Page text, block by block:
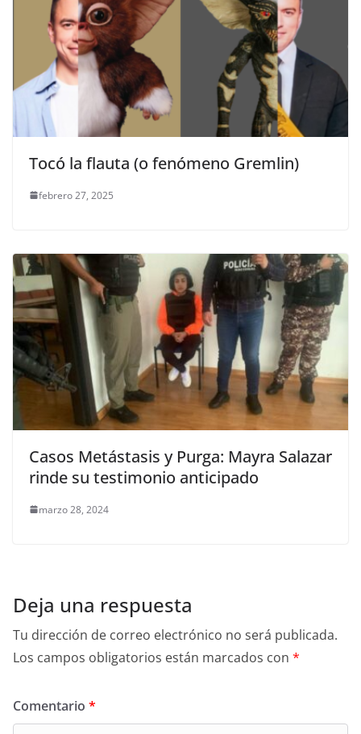
Tocó la flauta (o fenómeno Gremlin)
febrero 27, 2025
Casos Metástasis y Purga: Mayra Salazar
rinde su testimonio anticipado
marzo 28, 2024
Deja una respuesta
Tu dirección de correo electrónico no será publicada.
Los campos obligatorios están marcados con *
Comentario *